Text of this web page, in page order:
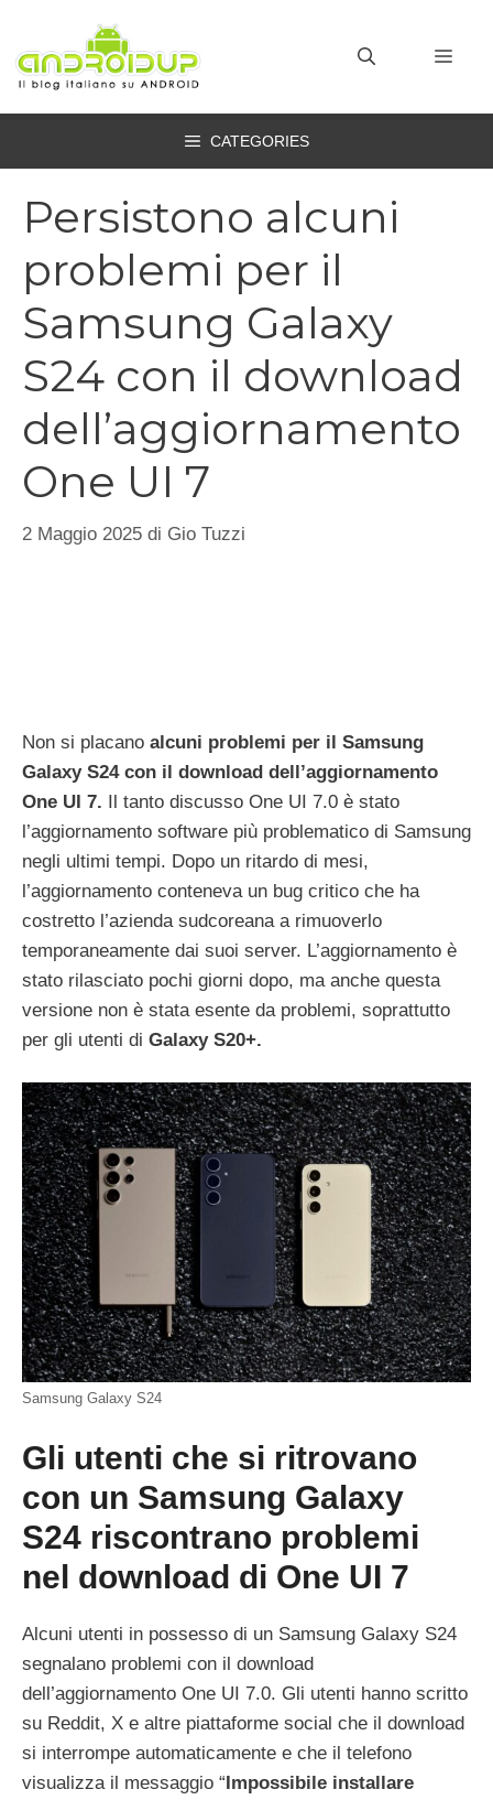
contenuto
CATEGORIES
Persistono alcuni
problemi per il
Samsung Galaxy
S24 con il download
dell’aggiornamento
One UI 7
2 Maggio 2025 di Gio Tuzzi
Non si placano alcuni problemi per il Samsung
Galaxy S24 con il download dell’aggiornamento
One UI 7. Il tanto discusso One UI 7.0 è stato
l’aggiornamento software più problematico di Samsung
negli ultimi tempi. Dopo un ritardo di mesi,
l’aggiornamento conteneva un bug critico che ha
costretto l’azienda sudcoreana a rimuoverlo
temporaneamente dai suoi server. L’aggiornamento è
stato rilasciato pochi giorni dopo, ma anche questa
versione non è stata esente da problemi, soprattutto
per gli utenti di Galaxy S20+.
Samsung Galaxy S24
Gli utenti che si ritrovano
con un Samsung Galaxy
S24 riscontrano problemi
nel download di One UI 7
Alcuni utenti in possesso di un Samsung Galaxy S24
segnalano problemi con il download
dell’aggiornamento One UI 7.0. Gli utenti hanno scritto
su Reddit, X e altre piattaforme social che il download
si interrompe automaticamente e che il telefono
visualizza il messaggio “Impossibile installare